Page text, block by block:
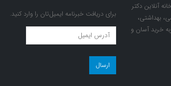
آنلاین دکتر
بهداشتی،
خرید آسان و
برای دریافت خبرنامه ایمیل‌تان را وارد کنید.
عضویت
در
مجله
سلامت!